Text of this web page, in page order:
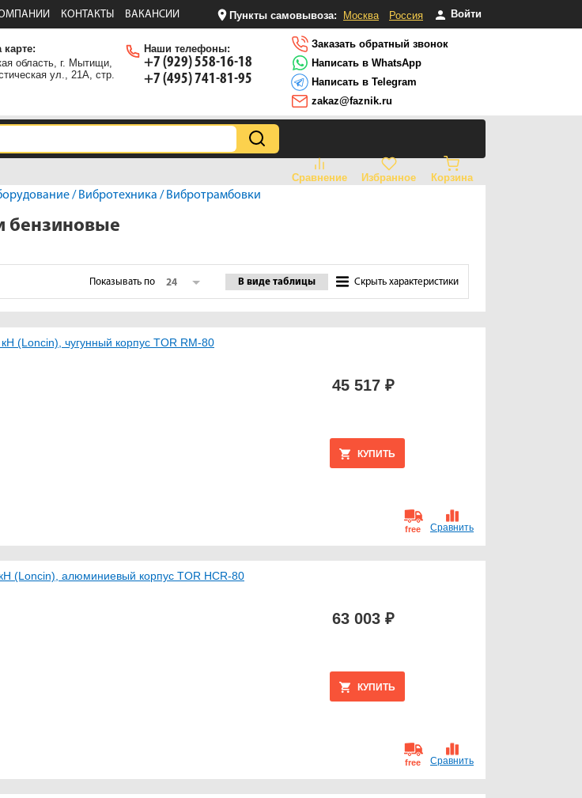
КОНТАКТЫ ВАКАНСИИ Пункты самовывоза: Москва Россия Войти
карте:
область, г. Мытищи,
ул., 21А, стр.
Наши телефоны:
+7 (929) 558-16-18
+7 (495) 741-81-95
Заказать обратный звонок
Написать в WhatsApp
Написать в Telegram
zakaz@faznik.ru
Сравнение Избранное Корзина
/ Вибротехника / Вибротрамбовки
бензиновые
Скрыть характеристики
В виде таблицы
Показывать по 24
Сравнить
(Loncin), чугунный корпус TOR RM-80
КУПИТЬ
45 517 ₽
free
Сравнить
(Loncin), алюминиевый корпус TOR HCR-80
КУПИТЬ
63 003 ₽
free